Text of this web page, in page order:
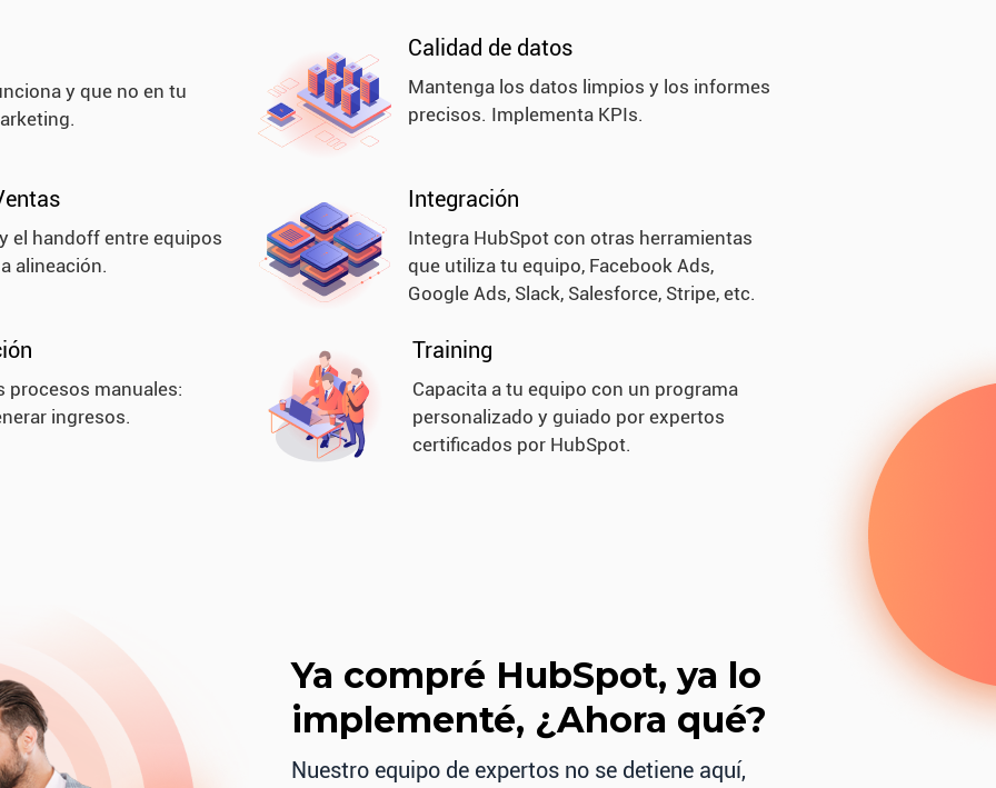
y que no en tu
Calidad de datos
Mantenga los datos limpios y los informes
precisos. Implementa KPIs.
el handoff entre equipos
alineación.
Integración
Integra HubSpot con otras herramientas
que utiliza tu equipo, Facebook Ads,
Google Ads, Slack, Salesforce, Stripe, etc.
procesos manuales:
ingresos.
Training
Capacita a tu equipo con un programa
personalizado y guiado por expertos
certificados por HubSpot.
Ya compré HubSpot, ya lo
implementé, ¿Ahora qué?
Nuestro equipo de expertos no se detiene aquí,